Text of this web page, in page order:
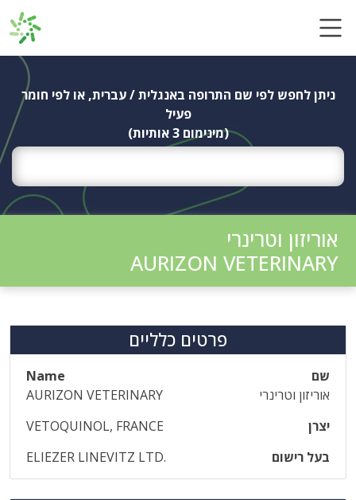
ניתן לחפש לפי שם התרופה באנגלית / עברית, או לפי חומר
פעיל
(מינימום 3 אותיות)
אוריזון וטרינרי
AURIZON VETERINARY
פרטים כלליים
שם
Name
אוריזון וטרינרי
AURIZON VETERINARY
יצרן
VETOQUINOL, FRANCE
בעל רישום
ELIEZER LINEVITZ LTD.